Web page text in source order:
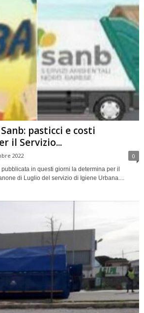
pasticci e costi
il Servizio...
2022 0
in questi giorni la determina per il
di Luglio del servizio di Igiene Urbana....